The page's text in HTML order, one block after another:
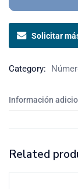
Solicitar
Category:
Información
Related